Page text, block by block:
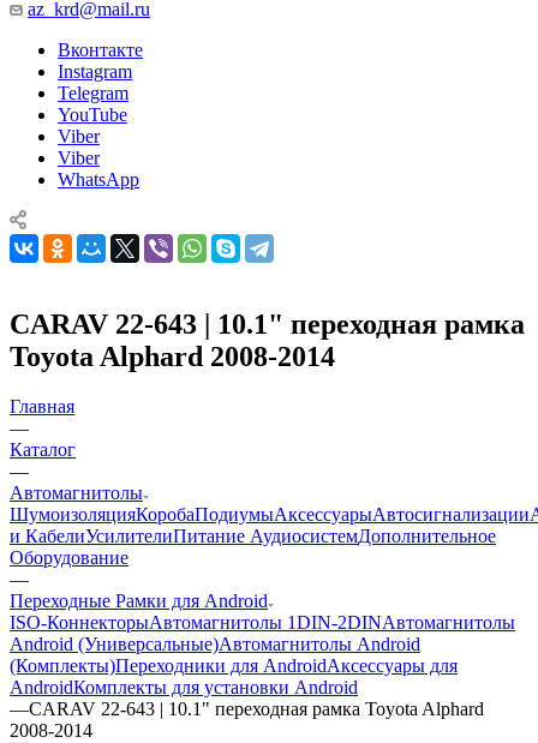
az_krd@mail.ru
Вконтакте
Instagram
Telegram
YouTube
Viber
Viber
WhatsApp
CARAV 22-643 | 10.1" переходная рамка
Toyota Alphard 2008-2014
Главная
—
Каталог
—
Автомагнитолы
ШумоизоляцияКоробаПодиумыАксессуарыАвтосигнализации
и КабелиУсилителиПитание АудиосистемДополнительное
Оборудование
—
Переходные Рамки для Android
ISO-КоннекторыАвтомагнитолы 1DIN-2DINАвтомагнитолы
Android (Универсальные)Автомагнитолы Android
(Комплекты)Переходники для AndroidАксессуары для
AndroidКомплекты для установки Android
—CARAV 22-643 | 10.1" переходная рамка Toyota Alphard
2008-2014